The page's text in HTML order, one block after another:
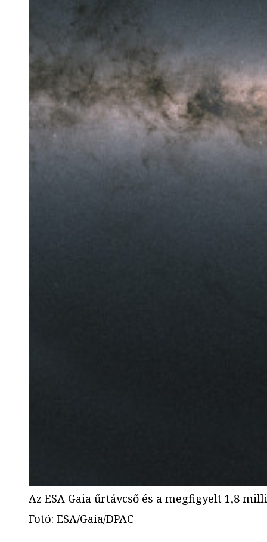
Az ESA Gaia űrtávcső és a megfigyelt 1,8
Fotó: ESA/Gaia/DPAC